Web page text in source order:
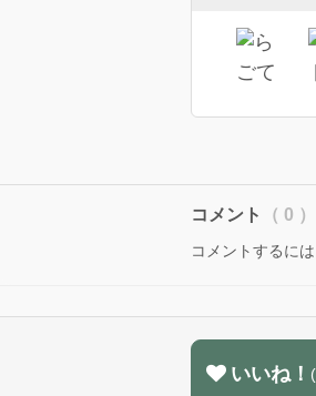
コメント （ 0 ）
コメントするに
いいね！